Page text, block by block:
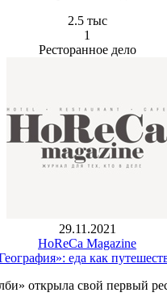
2.5 тыс
1
Ресторанное дело
29.11.2021
HoReCa Magazine
еда как
открыла свой первый